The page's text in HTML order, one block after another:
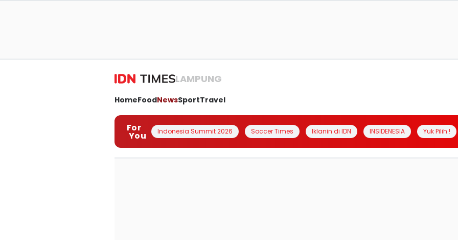
LAMPUNG
HomeFoodNewsSportTravel
For
You Indonesia Summit 2026 Soccer Times Iklanin di IDN INSIDENESIA Yuk Pilih !